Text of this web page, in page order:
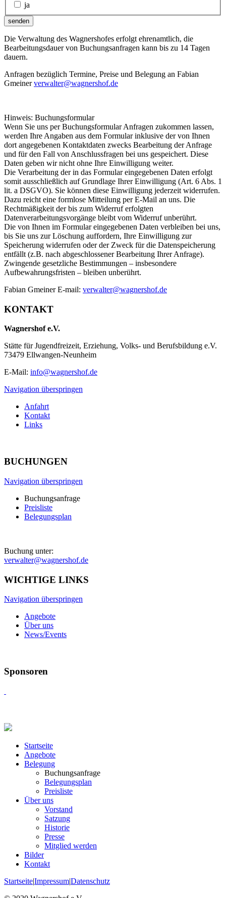
ja
senden
Die Verwaltung des Wagnershofes erfolgt ehrenamtlich, die
Bearbeitungsdauer von Buchungsanfragen kann bis zu 14 Tagen
dauern.
Anfragen bezüglich Termine, Preise und Belegung an Fabian
Gmeinerverwalter@wagnershof.de
Hinweis: Buchungsformular
Wenn Sie uns per Buchungsformular Anfragen zukommen lassen,
werden Ihre Angaben aus dem Formular inklusive der von Ihnen
dort angegebenen Kontaktdaten zwecks Bearbeitung der Anfrage
und für den Fall von Anschlussfragen bei uns gespeichert. Diese
Daten geben wir nicht ohne Ihre Einwilligung weiter.
Die Verarbeitung der in das Formular eingegebenen Daten erfolgt
somit ausschließlich auf Grundlage Ihrer Einwilligung (Art. 6 Abs. 1
lit. a DSGVO). Sie können diese Einwilligung jederzeit widerrufen.
Dazu reicht eine formlose Mitteilung per E-Mail an uns. Die
Rechtmäßigkeit der bis zum Widerruf erfolgten
Datenverarbeitungsvorgänge bleibt vom Widerruf unberührt.
Die von Ihnen im Formular eingegebenen Daten verbleiben bei uns,
bis Sie uns zur Löschung auffordern, Ihre Einwilligung zur
Speicherung widerrufen oder der Zweck für die Datenspeicherung
entfällt (z.B. nach abgeschlossener Bearbeitung Ihrer Anfrage).
Zwingende gesetzliche Bestimmungen – insbesondere
Aufbewahrungsfristen – bleiben unberührt.
Fabian Gmeiner E-mail: verwalter@wagnershof.de
KONTAKT
Wagnershof e.V.
Stätte für Jugendfreizeit, Erziehung, Volks- und Berufsbildung e.V.
73479 Ellwangen-Neunheim
E-Mail: info@wagnershof.de
Navigation überspringen
Anfahrt
Kontakt
Links
BUCHUNGEN
Navigation überspringen
Buchungsanfrage
Preisliste
Belegungsplan
Buchung unter:
verwalter@wagnershof.de
WICHTIGE LINKS
Navigation überspringen
Angebote
Über uns
News/Events
Sponsoren
Startseite
Angebote
Belegung
Buchungsanfrage
Belegungsplan
Preisliste
Über uns
Vorstand
Satzung
Historie
Presse
Mitglied werden
Bilder
Kontakt
Startseite|Impressum|Datenschutz